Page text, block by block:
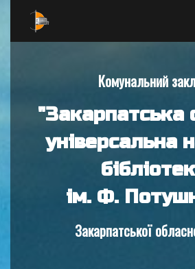
Комунальний
"Закарпатська
універсальна
ім. Ф.
Закарпатської